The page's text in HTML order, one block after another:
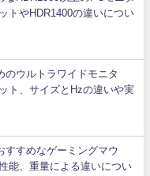
トやHDR1400の違いについ
のウルトラワイドモニタ
ト、サイズとHzの違いや実
すすめなゲーミングマウ
能、重量による違いについ